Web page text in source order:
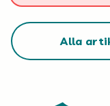
Alla